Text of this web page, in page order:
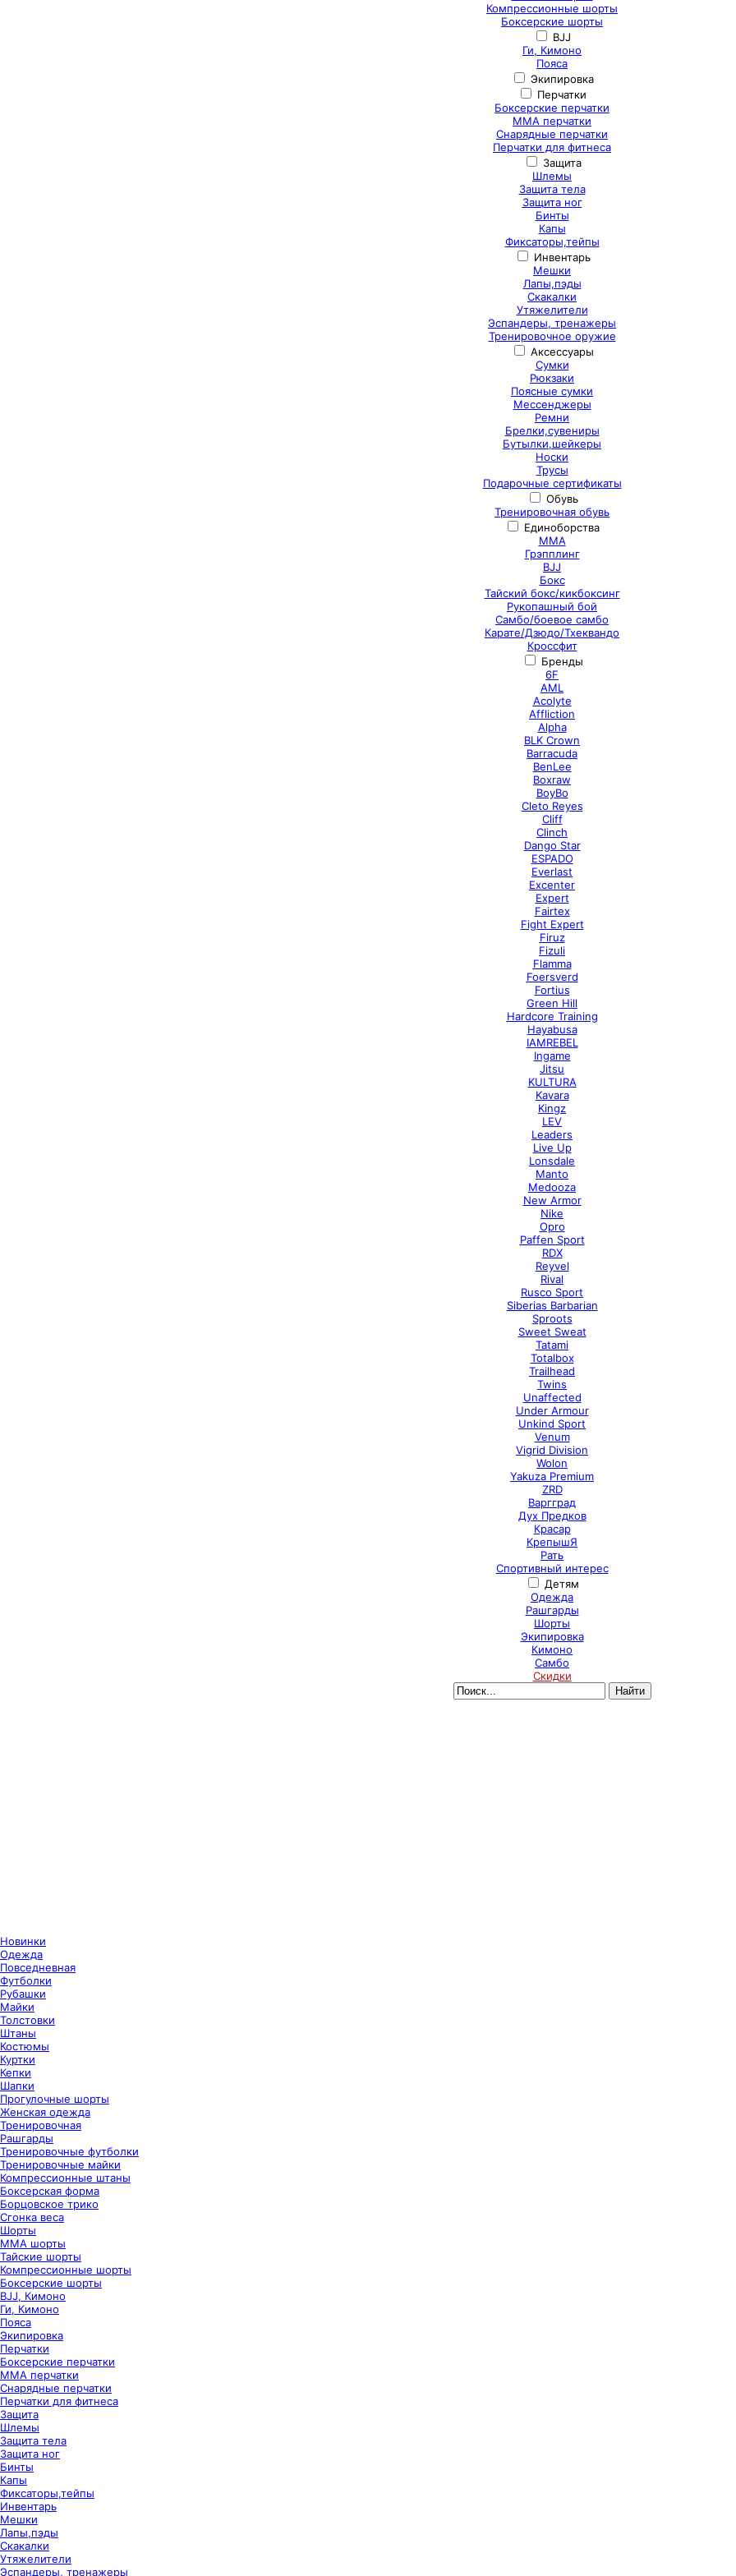
Компрессионные шорты
Боксерские шорты
BJJ
Ги, Кимоно
Пояса
Экипировка
Перчатки
Боксерские перчатки
ММА перчатки
Снарядные перчатки
Перчатки для фитнеса
Защита
Шлемы
Защита тела
Защита ног
Бинты
Капы
Фиксаторы,тейпы
Инвентарь
Мешки
Лапы,пэды
Скакалки
Утяжелители
Эспандеры, тренажеры
Тренировочное оружие
Аксессуары
Сумки
Рюкзаки
Поясные сумки
Мессенджеры
Ремни
Брелки,сувениры
Бутылки,шейкеры
Носки
Трусы
Подарочные сертификаты
Обувь
Тренировочная обувь
Единоборства
ММА
Грэпплинг
BJJ
Бокс
Тайский бокс/кикбоксинг
Рукопашный бой
Самбо/боевое самбо
Карате/Дзюдо/Тхеквандо
Кроссфит
Бренды
6F
AML
Acolyte
Affliction
Alpha
BLK Crown
Barracuda
BenLee
Boxraw
BoyBo
Cleto Reyes
Cliff
Clinch
Dango Star
ESPADO
Everlast
Excenter
Expert
Fairtex
Fight Expert
Firuz
Fizuli
Flamma
Foersverd
Fortius
Green Hill
Hardcore Training
Hayabusa
IAMREBEL
Ingame
Jitsu
KULTURA
Kavara
Kingz
LEV
Leaders
Live Up
Lonsdale
Manto
Medooza
New Armor
Nike
Opro
Paffen Sport
RDX
Reyvel
Rival
Rusco Sport
Siberias Barbarian
Sproots
Sweet Sweat
Tatami
Totalbox
Trailhead
Twins
Unaffected
Under Armour
Unkind Sport
Venum
Vigrid Division
Wolon
Yakuza Premium
ZRD
Варгград
Дух Предков
Красар
КрепышЯ
Рать
Спортивный интерес
Детям
Одежда
Рашгарды
Шорты
Экипировка
Кимоно
Самбо
Скидки
Новинки
Одежда
Повседневная
Футболки
Рубашки
Майки
Толстовки
Штаны
Костюмы
Куртки
Кепки
Шапки
Прогулочные шорты
Женская одежда
Тренировочная
Рашгарды
Тренировочные футболки
Тренировочные майки
Компрессионные штаны
Боксерская форма
Борцовское трико
Сгонка веса
Шорты
ММА шорты
Тайские шорты
Компрессионные шорты
Боксерские шорты
BJJ, Кимоно
Ги, Кимоно
Пояса
Экипировка
Перчатки
Боксерские перчатки
ММА перчатки
Снарядные перчатки
Перчатки для фитнеса
Защита
Шлемы
Защита тела
Защита ног
Бинты
Капы
Фиксаторы,тейпы
Инвентарь
Мешки
Лапы,пэды
Скакалки
Утяжелители
Эспандеры, тренажеры